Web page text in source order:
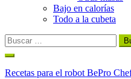
Bajo en calorías
Todo a la cubeta
Buscar:
Ir
contenido
Recetas para el robot BePro